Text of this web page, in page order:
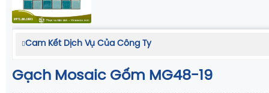
Cam Kết Dịch Vụ Của Công Ty
Gạch Mosaic Gốm MG48-19